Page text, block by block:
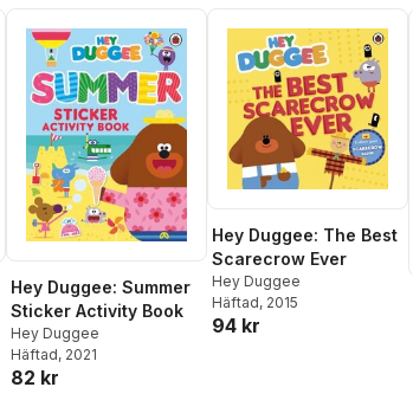
Hey Duggee: Summer
Sticker Activity Book
Hey Duggee
Häftad, 2021
82 kr
Hey Duggee: The Best
Scarecrow Ever
Hey Duggee
Häftad, 2015
94 kr